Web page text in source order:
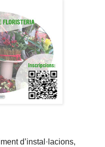
d’instal·lacions,